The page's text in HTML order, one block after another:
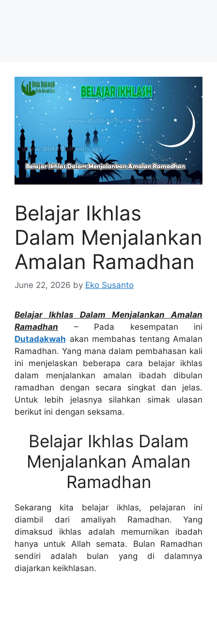
Belajar Ikhlas
Dalam Menjalankan
Amalan Ramadhan
June 22, 2026 by Eko Susanto
Belajar Ikhlas Dalam Menjalankan Amalan
Ramadhan – Pada kesempatan ini
Dutadakwah akan membahas tentang Amalan
Ramadhan. Yang mana dalam pembahasan kali
ini menjelaskan beberapa cara belajar ikhlas
dalam menjalankan amalan ibadah dibulan
ramadhan dengan secara singkat dan jelas.
Untuk lebih jelasnya silahkan simak ulasan
berikut ini dengan seksama.
Belajar Ikhlas Dalam
Menjalankan Amalan
Ramadhan
Sekarang kita belajar ikhlas, pelajaran ini
diambil dari amaliyah Ramadhan. Yang
dimaksud ikhlas adalah memurnikan ibadah
hanya untuk Allah semata. Bulan Ramadhan
sendiri adalah bulan yang di dalamnya
diajarkan keikhlasan.